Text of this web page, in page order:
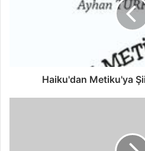
Haiku'dan Metiku'ya